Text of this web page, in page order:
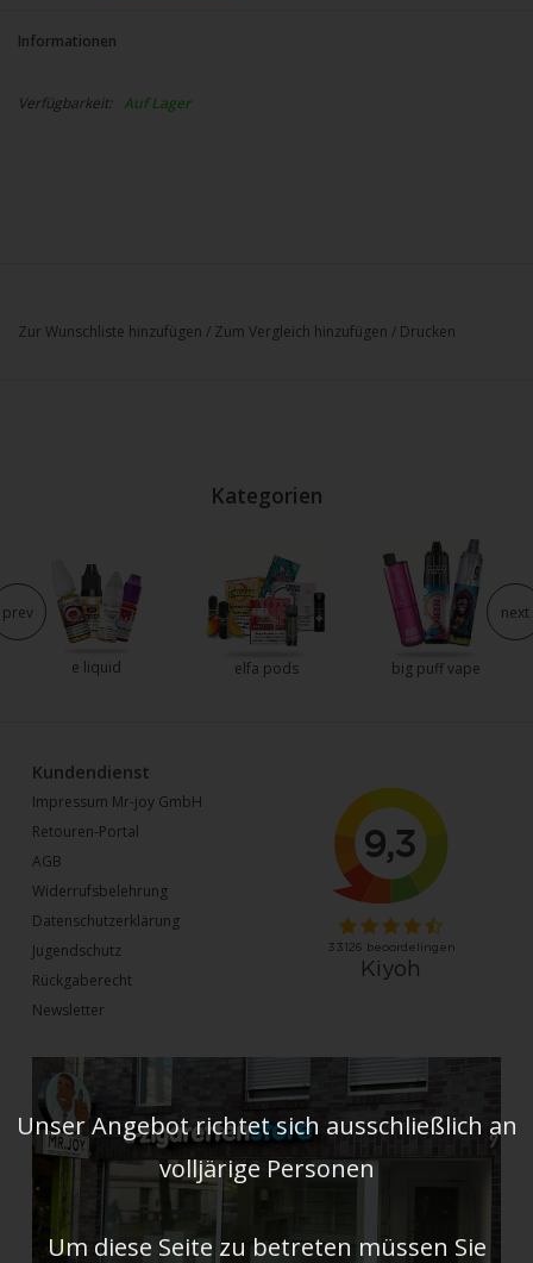
Informationen
Verfügbarkeit: Auf Lager
Zur Wunschliste hinzufügen / Zum Vergleich hinzufügen / Drucken
Kategorien
e liquid elfa pods big puff vape
prev next
Kundendienst
Impressum Mr-joy GmbH
Retouren-Portal
AGB
Widerrufsbelehrung
Datenschutzerklärung
Jugendschutz
Rückgaberecht
Newsletter
Unser Angebot richtet sich ausschließlich an
volljärige Personen
Um diese Seite zu betreten müssen Sie